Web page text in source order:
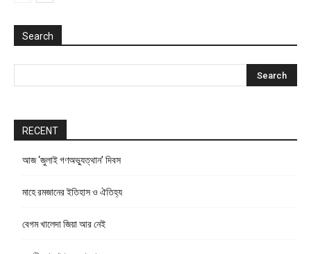
Search
RECENT
আজ ‘জুলাই গণঅভ্যুত্থান’ দিবস
মাহে রমজানের ইতিহাস ও ঐতিহ্য
বেগম খালেদা জিয়া আর নেই